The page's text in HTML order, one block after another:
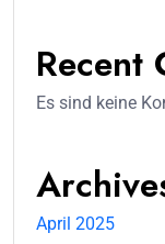
Recent
Es sind keine
April 2025